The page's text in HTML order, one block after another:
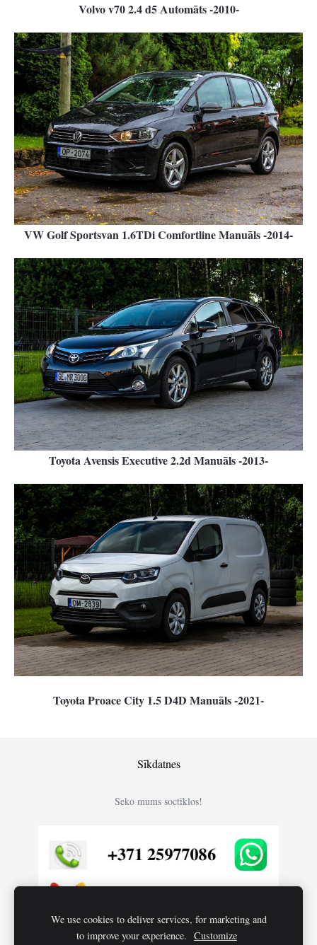
Volvo v70 2.4 d5 Automāts -2010-
VW Golf Sportsvan 1.6TDi Comfortline Manuāls -2014-
Toyota Avensis Executive 2.2d Manuāls -2013-
Toyota Proace City 1.5 D4D Manuāls -2021-
Sīkdatnes
Seko mums soctīklos!
We use cookies to deliver services, for marketing and
to improve your experience. Customize